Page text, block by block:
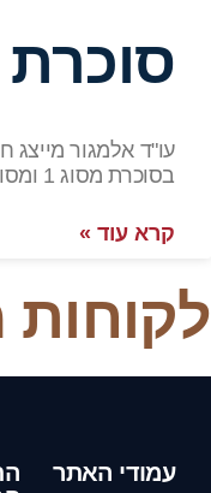
עו"ד אלמגור מייצג
בסוכרת מסוג 1 ומסוג
קרא עוד »
לקוחות
עמודי האתר